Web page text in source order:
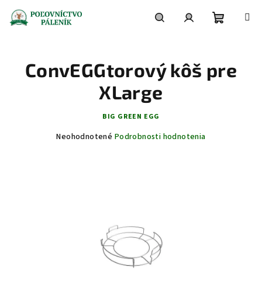
obsah
košík
ConvEGGtorový kôš pre
XLarge
BIG GREEN EGG
Priemerné
Neohodnotené Podrobnosti hodnotenia